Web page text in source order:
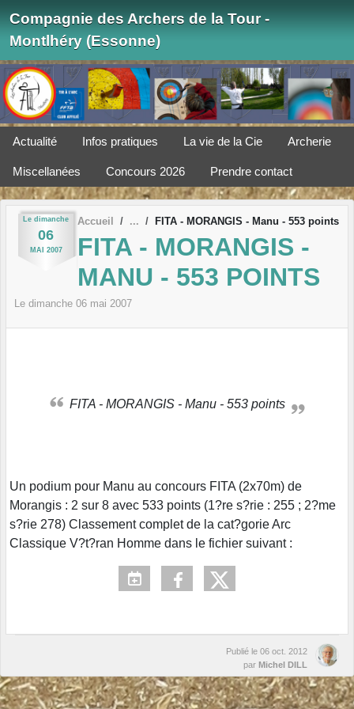
Compagnie des Archers de la Tour -
Montlhéry (Essonne)
Actualité Infos pratiques La vie de la Cie Archerie
Miscellanées Concours 2026 Prendre contact
Le dimanche
06
MAI 2007
Accueil FITA - MORANGIS - Manu - 553 points
FITA - MORANGIS -
MANU - 553 POINTS
Le dimanche 06 mai 2007
FITA - MORANGIS - Manu - 553 points
Un podium pour Manu au concours FITA (2x70m) de
Morangis : 2 sur 8 avec 533 points (1?re s?rie : 255 ; 2?me
s?rie 278) Classement complet de la cat?gorie Arc
Classique V?t?ran Homme dans le fichier suivant :
Publié le 06 oct. 2012
par Michel DILL